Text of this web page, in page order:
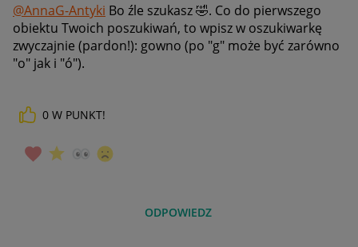
@AnnaG-Antyki Bo źle szukasz🤣. Co do pierwszego
obiektu Twoich poszukiwań, to wpisz w oszukiwarkę
zwyczajnie (pardon!): gowno (po "g" może być zarówno
"o" jak i "ó").
0 W PUNKT!
ODPOWIEDZ